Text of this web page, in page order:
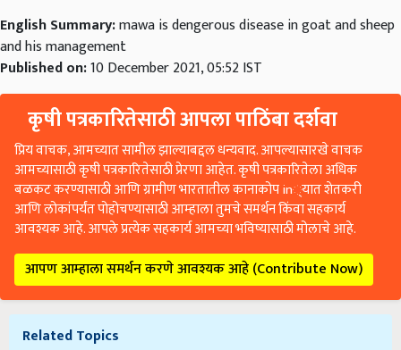
English Summary:mawa is dengerous disease in goat and sheep
and his management
Published on:10 December 2021, 05:52 IST
कृषी पत्रकारितेसाठी आपला पाठिंबा दर्शवा
प्रिय वाचक, आमच्यात सामील झाल्याबद्दल धन्यवाद. आपल्यासारखे वाचक
आमच्यासाठी कृषी पत्रकारितेसाठी प्रेरणा आहेत. कृषी पत्रकारितेला अधिक
बळकट करण्यासाठी आणि ग्रामीण भारतातील कानाकोप in्यात शेतकरी
आणि लोकांपर्यंत पोहोचण्यासाठी आम्हाला तुमचे समर्थन किंवा सहकार्य
आवश्यक आहे. आपले प्रत्येक सहकार्य आमच्या भविष्यासाठी मोलाचे आहे.
आपण आम्हाला समर्थन करणे आवश्यक आहे (Contribute Now)
Related Topics